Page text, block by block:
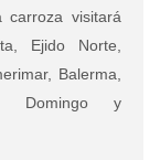
visitará
Ejido Norte,
Balerma,
Domingo y